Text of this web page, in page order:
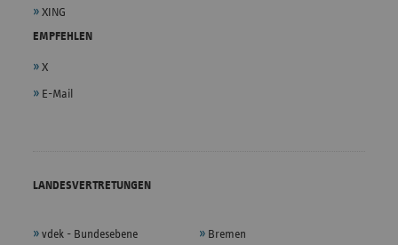
XING
EMPFEHLEN
X
E-Mail
LANDESVERTRETUNGEN
vdek - Bundesebene Bremen